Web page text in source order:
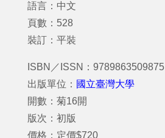
語言：中文
頁數：528
裝訂：平裝
ISBN／ISSN：9789863509875
出版單位： 國立臺灣大學
開數：菊16開
版次：初版
價格：定價$720